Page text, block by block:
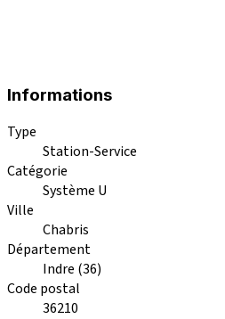
Informations
Type
Station-Service
Catégorie
Système U
Ville
Chabris
Département
Indre (36)
Code postal
36210